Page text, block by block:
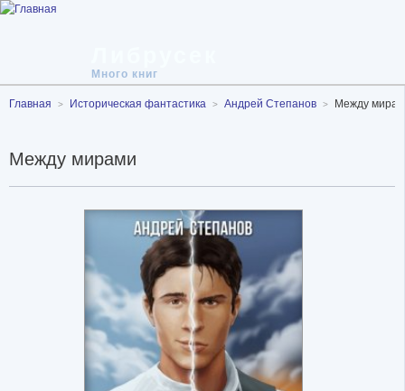
Много книг
Главная Историческая фантастика Андрей Степанов Между
Между мирами